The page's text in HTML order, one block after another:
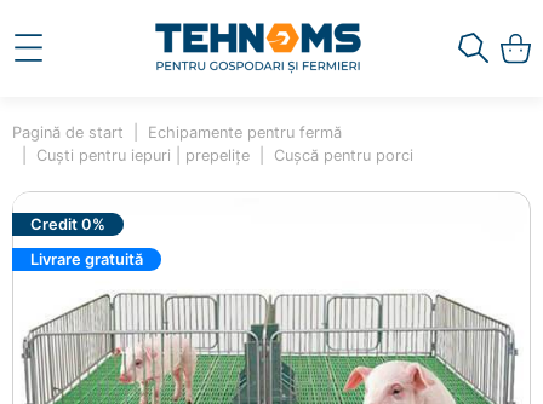
Pagină de start
Echipamente pentru fermă
Cuști pentru iepuri | prepelițe
Cușcă pentru porci
Credit 0%
Livrare gratuită